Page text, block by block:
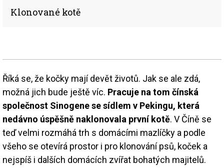
Klonované kotě
Říká se, že kočky mají devět životů. Jak se ale zdá,
možná jich bude ještě víc. Pracuje na tom čínská
společnost Sinogene se sídlem v Pekingu, která
nedávno úspěšně naklonovala první kotě. V Číně se
teď velmi rozmáhá trh s domácími mazlíčky a podle
všeho se otevírá prostor i pro klonování psů, koček a
nejspíš i dalších domácích zvířat bohatých majitelů.